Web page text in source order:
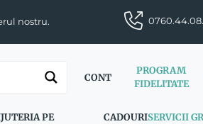
nostru.
CONT
PROGRAM
FIDELITATE
PE
CADOURISERVICII